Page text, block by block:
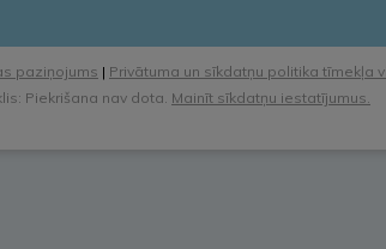
paziņojums | Privātuma un sīkdatņu politika tīmekļa
Piekrišana nav dota. Mainīt sīkdatņu iestatījumus.